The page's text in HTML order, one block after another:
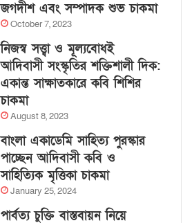
জগদীশ এবং সম্পাদক শুভ চাকমা
October 7, 2023
নিজস্ব সত্ত্বা ও মূল্যবোধই
আদিবাসী সংস্কৃতির শক্তিশালী দিক:
একান্ত সাক্ষাতকারে কবি শিশির
চাকমা
August 8, 2023
বাংলা একাডেমি সাহিত্য পুরস্কার
পাচ্ছেন আদিবাসী কবি ও
সাহিত্যিক মৃত্তিকা চাকমা
January 25, 2024
পার্বত্য চুক্তি বাস্তবায়ন নিয়ে